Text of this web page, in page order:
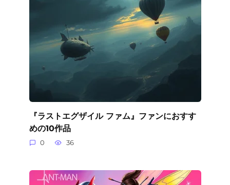
『ラストエグザイル ファム』ファンにおすす
めの10作品
0 36